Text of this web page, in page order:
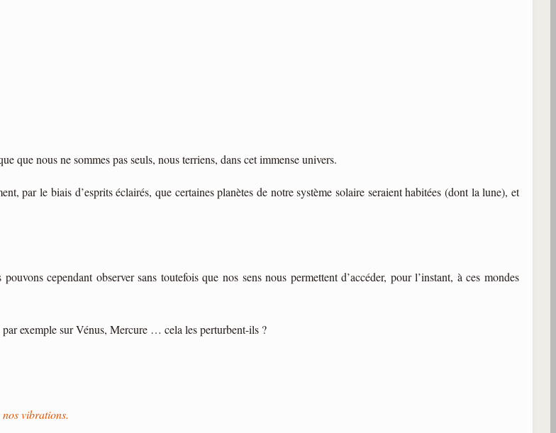
que nous ne sommes pas seuls, nous terriens, dans cet immense univers.
par le biais d’esprits éclairés, que certaines planètes de notre système solaire seraient habitées (dont la lune), et
cependant observer sans toutefois que nos sens nous permettent d’accéder, pour l’instant, à ces mondes
par exemple sur Vénus, Mercure … cela les perturbent-ils ?
vibrations.